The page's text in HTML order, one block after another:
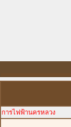
การไฟฟ้านครหลวง